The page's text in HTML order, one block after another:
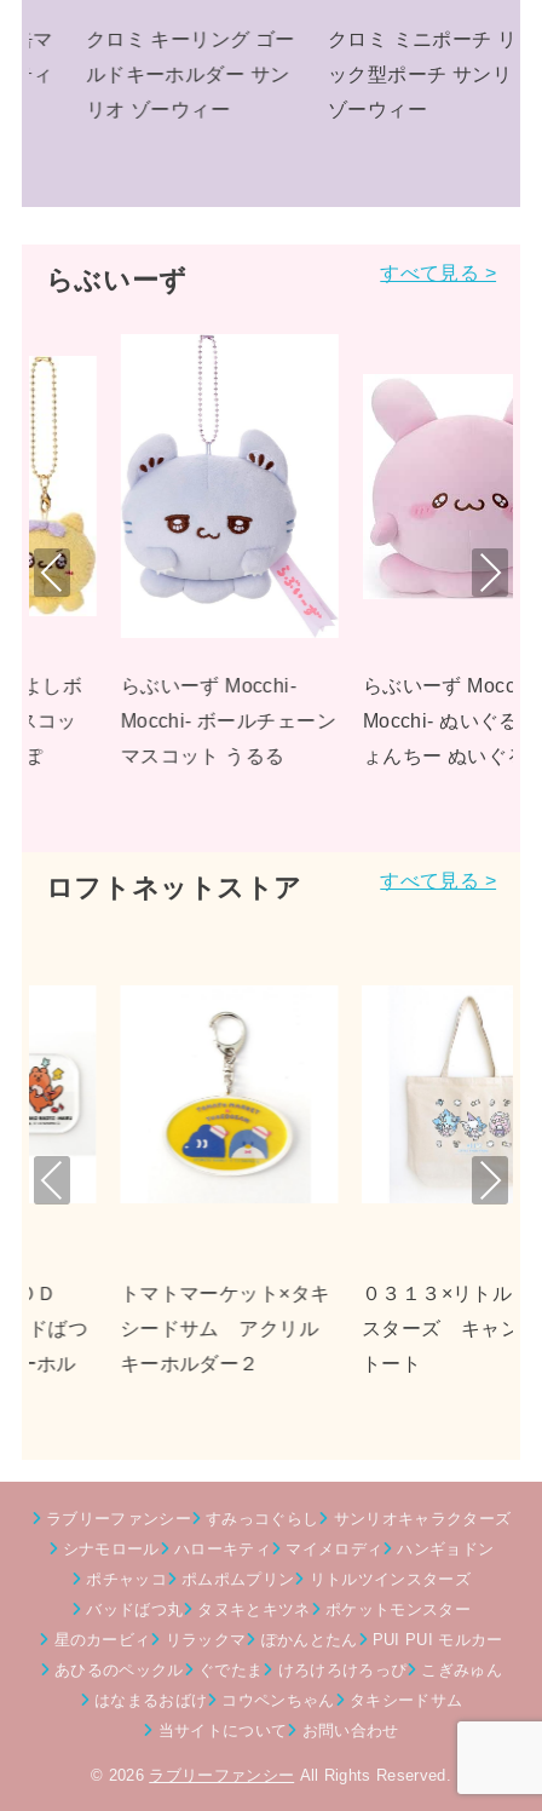
クロミ ミニポーチ リュ
ック型ポーチ サンリオ
ゾーウィー
クロミ キーリング ミニ
チュアニットチャーム
ニット帽 サンリオ
らぶいーず すべて見る >
ン
らぶいーず Mocchi-
Mocchi- ぬいぐるみL ぴ
ょんちー ぬいぐるみ
らぶいーず Mocchi-
Mocchi- ぬいぐるみL す
もっぴ ぬいぐるみ
Pre
viou
Nex
t
ロフトネットストア すべて見る >
０３１３×リトルツイン
スターズ キャンバス
トート
ｎｓｎ×ポチャッコ ア
クリルキーホルダー２
Pre
Nex
ラブリーファンシー すみっコぐらし
サンリオキャラクターズ
シナモロール
ハローキティ マイメロディ
ハンギョドン
ポチャッコ
ポムポムプリン
リトルツインスターズ
バッドばつ丸
タヌキとキツネ
ポケットモンスター
星のカービィ
リラックマ ぽかんとたん
PUI PUI モルカー
あひるのペックル
ぐでたま けろけろけろっぴ
こぎみゅん
はなまるおばけ
コウペンちゃん
タキシードサム
当サイトについて
お問い合わせ
© 2026 ラブリーファンシー All Rights Reserved.